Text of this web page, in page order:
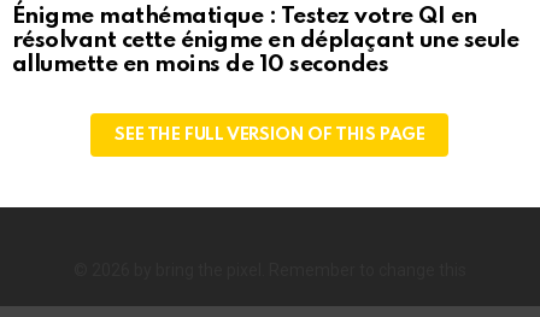
Énigme mathématique : Testez votre QI en
résolvant cette énigme en déplaçant une seule
allumette en moins de 10 secondes
SEE THE FULL VERSION OF THIS PAGE